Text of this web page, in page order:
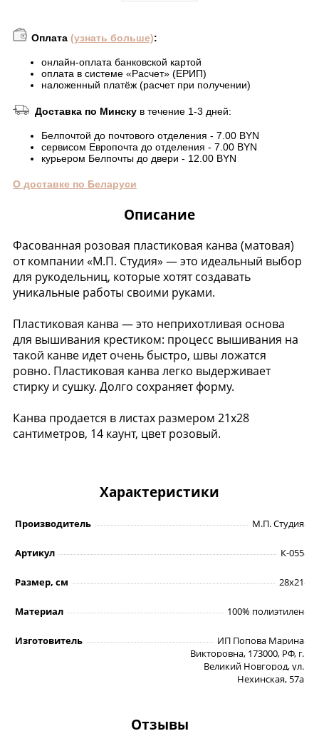
Оплата (узнать больше):
онлайн-оплата банковской картой
оплата в системе «Расчет» (ЕРИП)
наложенный платёж (расчет при получении)
Доставка по Минску в течение 1-3 дней:
Белпочтой до почтового отделения - 7.00 BYN
сервисом Европочта до отделения - 7.00 BYN
курьером Белпочты до двери - 12.00 BYN
О доставке по Беларуси
Описание
Фасованная розовая пластиковая канва (матовая)
от компании «М.П. Студия» — это идеальный выбор
для рукодельниц, которые хотят создавать
уникальные работы своими руками.
Пластиковая канва — это неприхотливая основа
для вышивания крестиком: процесс вышивания на
такой канве идет очень быстро, швы ложатся
ровно. Пластиковая канва легко выдерживает
стирку и сушку. Долго сохраняет форму.
Канва продается в листах размером 21х28
сантиметров, 14 каунт, цвет розовый.
Характеристики
Производитель М.П. Студия
Артикул К-055
Размер, см 28х21
Материал 100% полиэтилен
Изготовитель
ИП Попова Марина
Викторовна, 173000, РФ, г.
Великий Новгород, ул.
Нехинская, 57а
Отзывы